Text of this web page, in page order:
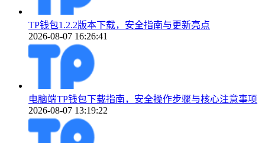
TP钱包1.2.2版本下载，安全指南与更新亮点
2026-08-07 16:26:41
电脑端TP钱包下载指南，安全操作步骤与核心注意事项
2026-08-07 13:19:22